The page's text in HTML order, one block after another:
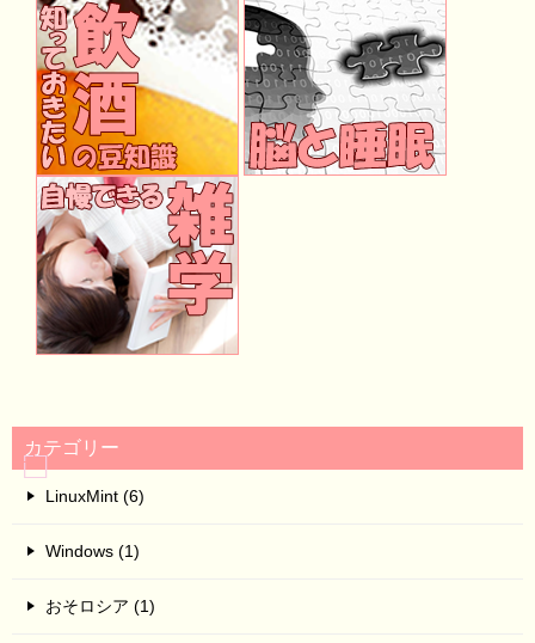
カテゴリー
LinuxMint (6)
Windows (1)
おそロシア (1)